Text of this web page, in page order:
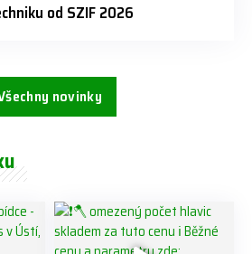
od SZIF 2026
novinky